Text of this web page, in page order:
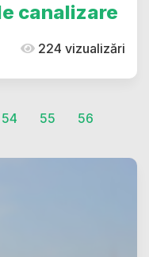
canalizare
224 vizualizări
54 55 56